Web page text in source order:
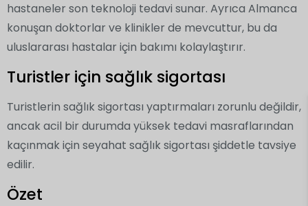
hastaneler son teknoloji tedavi sunar. Ayrıca Almanca
konuşan doktorlar ve klinikler de mevcuttur, bu da
uluslararası hastalar için bakımı kolaylaştırır.
Turistler için sağlık sigortası
Turistlerin sağlık sigortası yaptırmaları zorunlu değildir,
ancak acil bir durumda yüksek tedavi masraflarından
kaçınmak için seyahat sağlık sigortası şiddetle tavsiye
edilir.
Özet